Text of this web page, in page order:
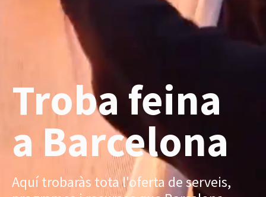
Troba feina
a Barcelona
Aquí trobaràs tota l'oferta de serveis,